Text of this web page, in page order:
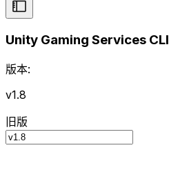
Unity Gaming Services CLI
版本:
v1.8
旧版